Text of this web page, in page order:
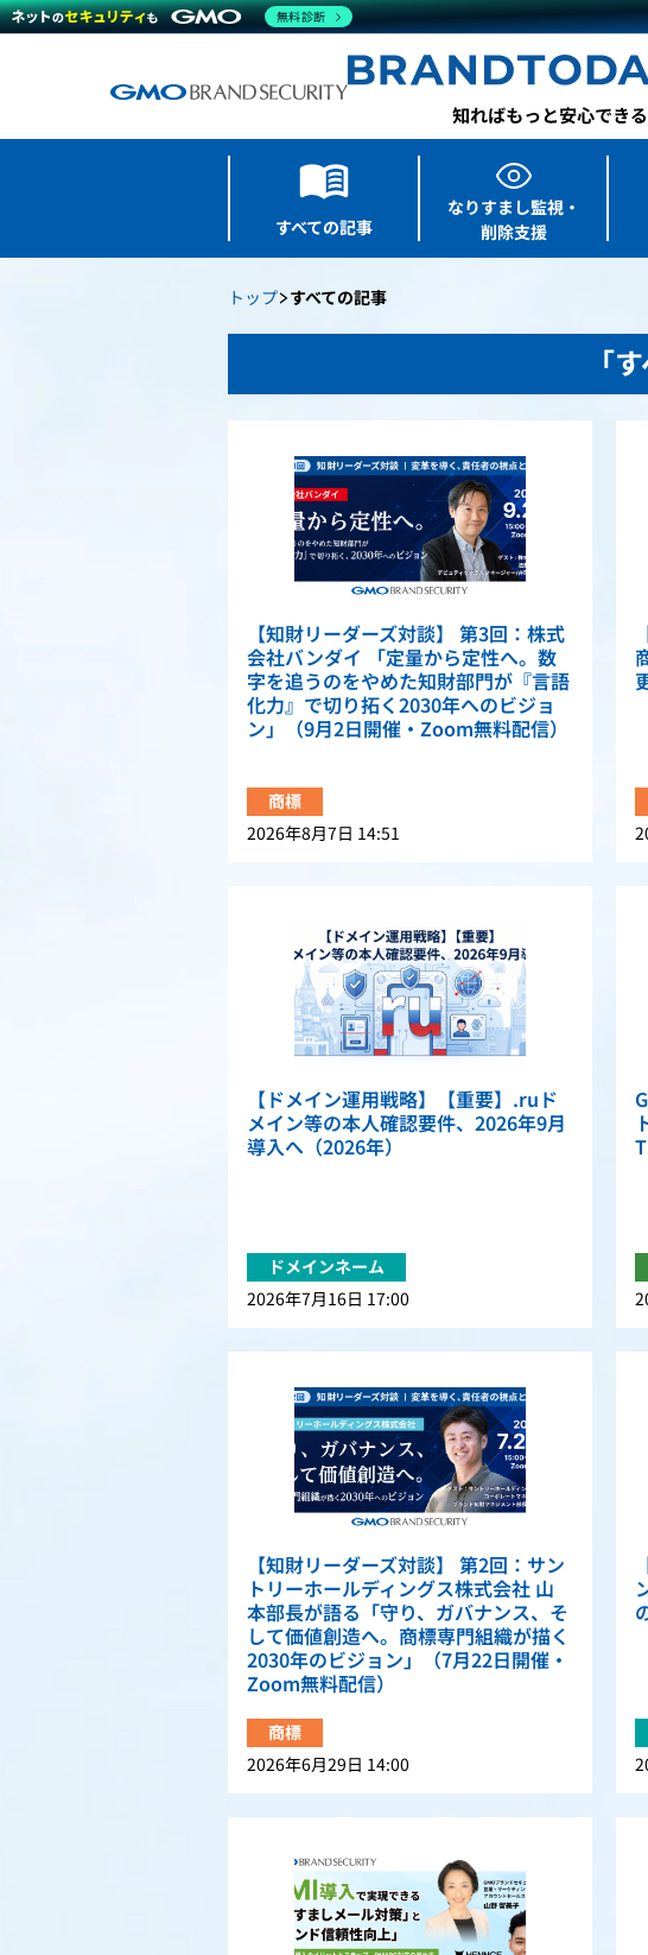
すべての記事 なりすまし監視・
削除支援
トップ すべての記事
「
【知財リーダーズ対談】 第3回：株式
会社バンダイ 「定量から定性へ。数
字を追うのをやめた知財部門が『言語
化力』で切り拓く2030年へのビジョ
ン」（9月2日開催・Zoom無料配信）
商標
2026年8月7日 14:51
【ドメイン運用戦略】【重要】.ruド
メイン等の本人確認要件、2026年9月
導入へ（2026年）
ドメインネーム
2026年7月16日 17:00
【知財リーダーズ対談】 第2回：サン
トリーホールディングス株式会社 山
本部長が語る「守り、ガバナンス、そ
して価値創造へ。商標専門組織が描く
2030年のビジョン」（7月22日開催・
Zoom無料配信）
商標
2026年6月29日 14:00
無料診断